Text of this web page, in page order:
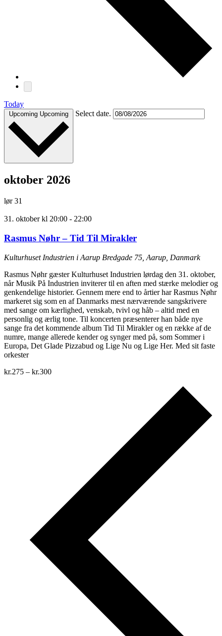
Today
Upcoming Upcoming Select date.
oktober 2026
lør31
31. oktober kl 20:00 - 22:00
Rasmus Nøhr – Tid Til Mirakler
Kulturhuset Industrien i Aarup Bredgade 75, Aarup, Danmark
Rasmus Nøhr gæster Kulturhuset Industrien lørdag den 31. oktober,
når Musik På Industrien inviterer til en aften med stærke melodier og
genkendelige historier. Gennem mere end to årtier har Rasmus Nøhr
markeret sig som en af Danmarks mest nærværende sangskrivere
med sange om kærlighed, venskab, tvivl og håb – altid med en
personlig og ærlig tone. Til koncerten præsenterer han både nye
sange fra det kommende album Tid Til Mirakler og en række af de
numre, mange allerede kender og synger med på, som Sommer i
Europa, Det Glade Pizzabud og Lige Nu og Lige Her. Med sit faste
orkester
kr.275 – kr.300